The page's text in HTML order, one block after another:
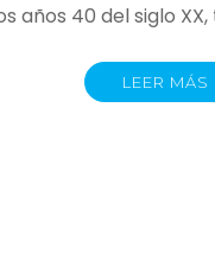
años 40 del siglo
LEER MÁS